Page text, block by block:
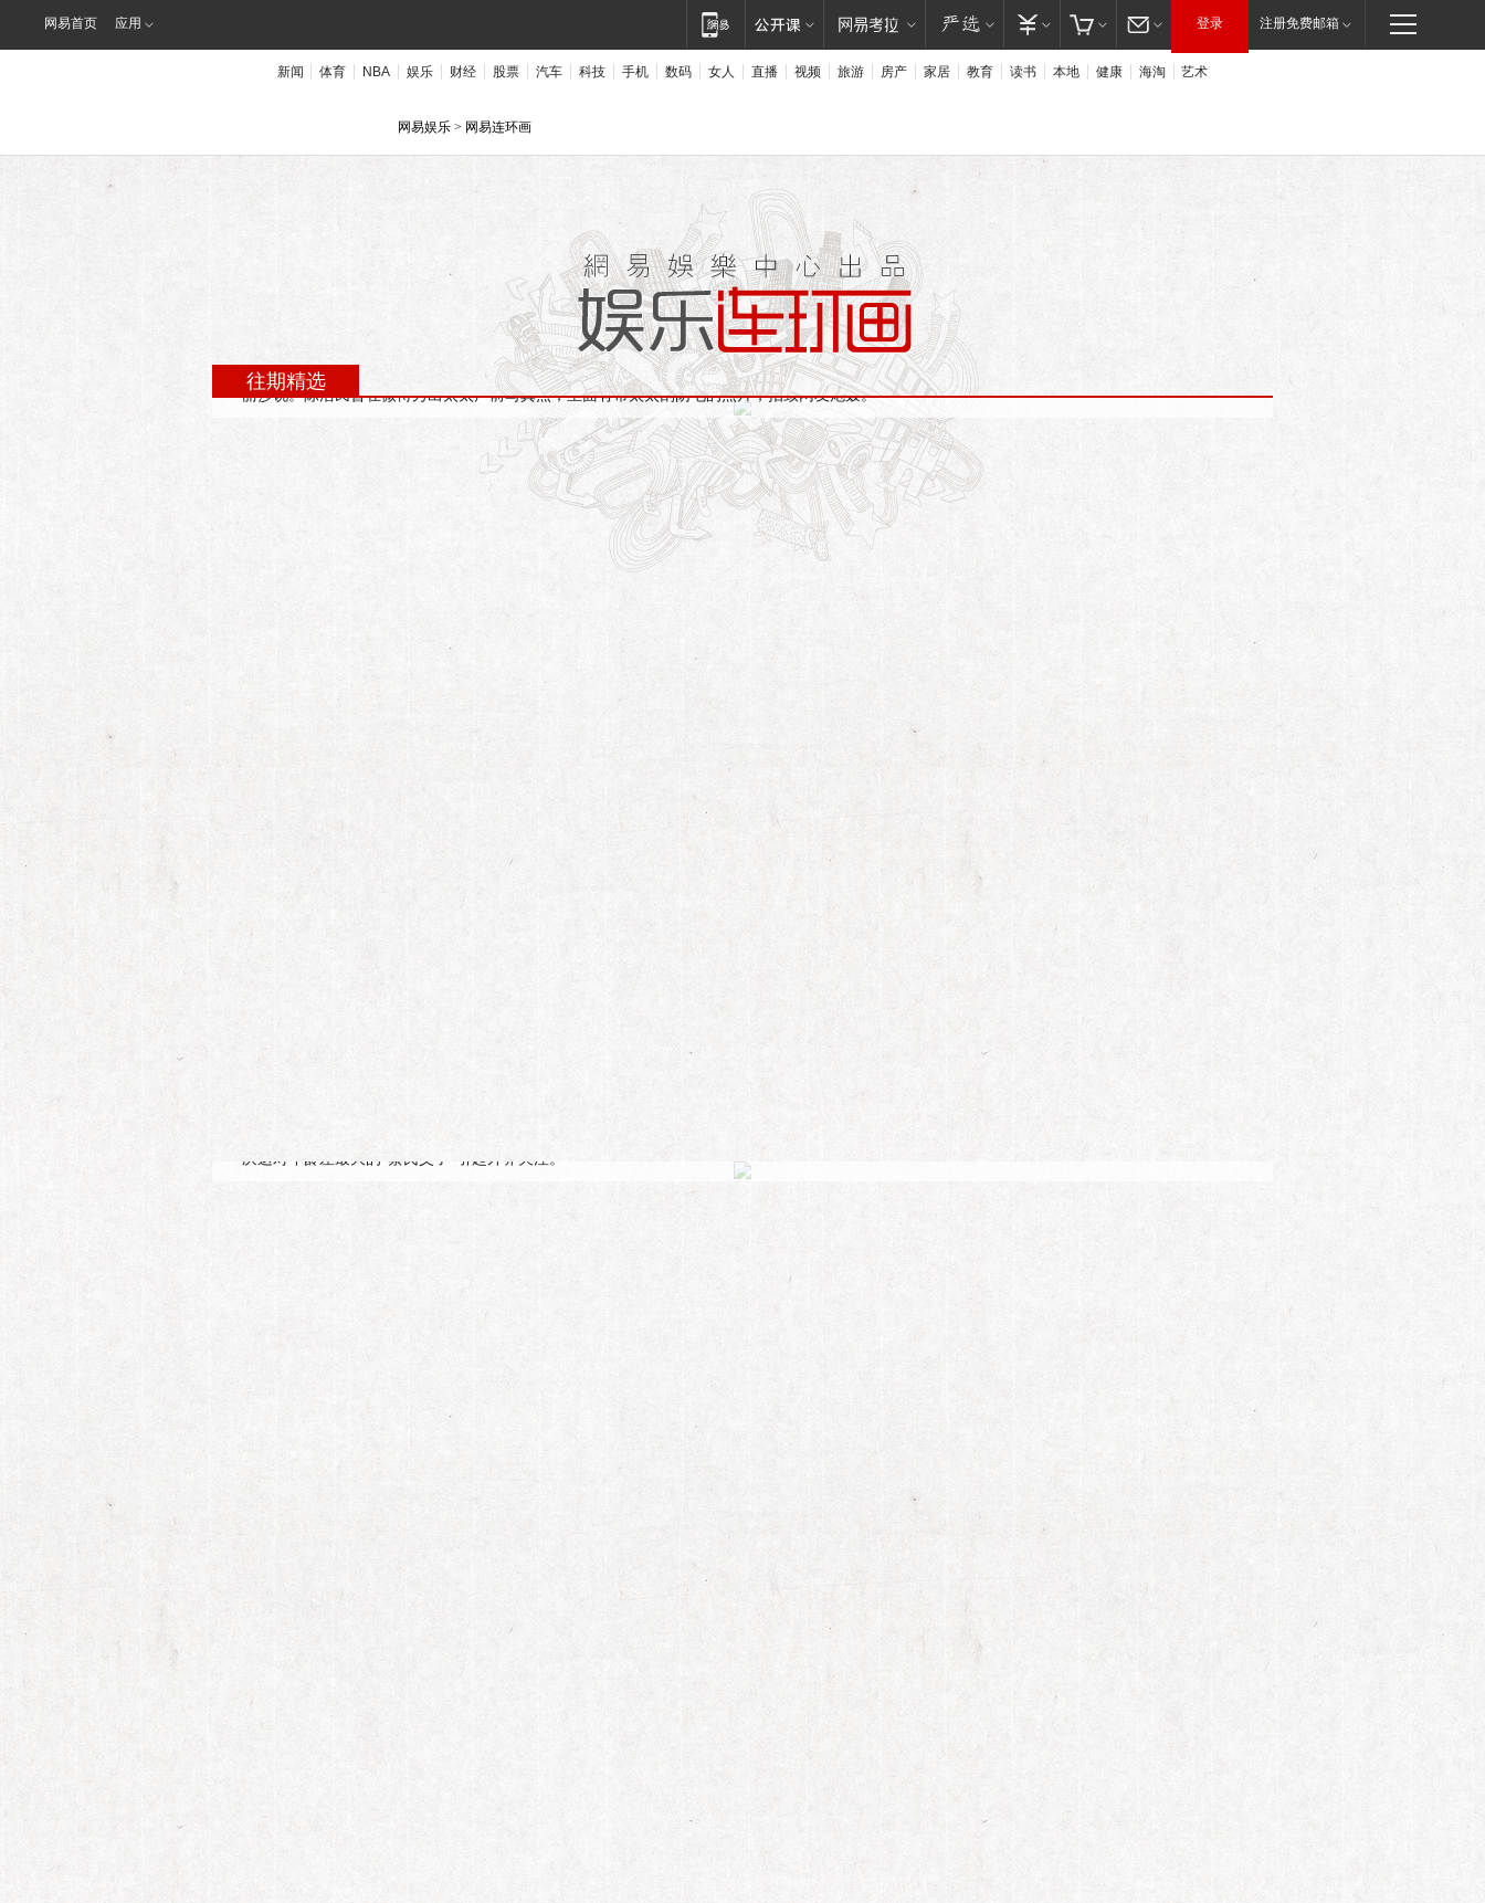
网易首页 应用 登录 注册免费邮箱
新闻 体育 NBA 娱乐 财经 股票 汽车 科技 手机 数码 女人 直播 视频 旅游 房产 家居 教育 读书 本地 健康 海淘 艺术
网易娱乐 > 网易连环画
往期精选
“奶爸”陈浩民的一家
陈浩民和太太蒋丽莎“五年抱四”，被称为圈中“生产力”最高的夫妻。“老公经常开玩笑说，他就碰了我四次，我就生了四个，都不敢碰了，牵手都有。”蒋
丽莎说。陈浩民曾在微博秀出太太产前写真照，里面有帮太太刮阴毛的照片，招致网友炮轰。
庆这对年龄差最大的“蔡氏父子”引起外界关注。